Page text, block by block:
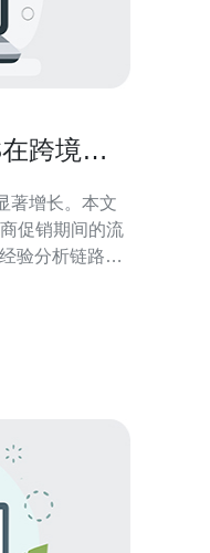
跨境电
著增长。本文
促销期间的流
验分析链路架